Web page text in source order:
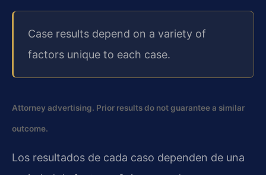
Case results depend on a variety of
factors unique to each case.
Attorney advertising. Prior results do not guarantee a similar
outcome.
Los resultados de cada caso dependen de una